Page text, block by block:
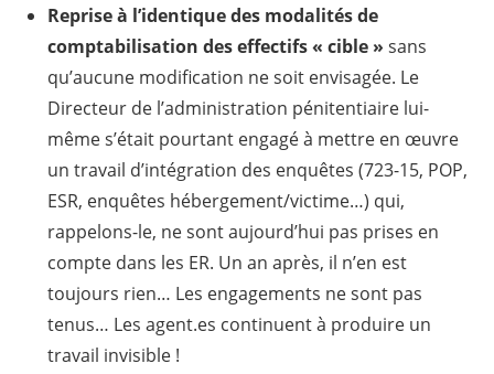
Reprise à l’identique des modalités de
comptabilisation des effectifs « cible » sans
qu’aucune modification ne soit envisagée. Le
Directeur de l’administration pénitentiaire lui-
même s’était pourtant engagé à mettre en œuvre
un travail d’intégration des enquêtes (723-15, POP,
ESR, enquêtes hébergement/victime…) qui,
rappelons-le, ne sont aujourd’hui pas prises en
compte dans les ER. Un an après, il n’en est
toujours rien… Les engagements ne sont pas
tenus… Les agent.es continuent à produire un
travail invisible !